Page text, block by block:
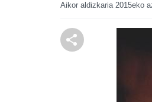
Aikor aldizkaria 2015eko